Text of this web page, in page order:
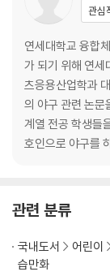
관심
연세대학교 융합
가 되기 위해 연세
츠응용산업학과
의 야구 관련 논문
계열 전공 학생들
호인으로 야구를
관련 분류
국내도서 어린이
습만화